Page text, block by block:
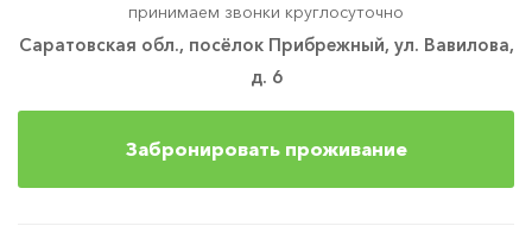
Саратовская обл., посёлок Прибрежный, ул. Вавилова,
д. 6
принимаем звонки круглосуточно
Забронировать проживание